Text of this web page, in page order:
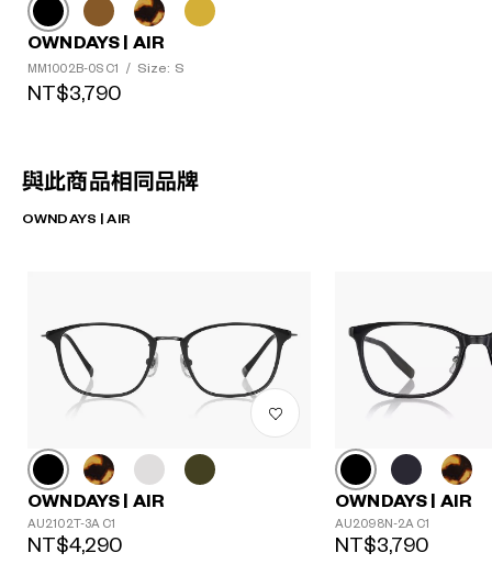
OWNDAYS | AIR
MM1002B-0S C1 / Size: S
NT$3,790
與此商品相同品牌
OWNDAYS | AIR
OWNDAYS | AIR
AU2102T-3A C1
NT$4,290
OWNDAYS | AIR
AU2098N-2A C1
NT$3,790